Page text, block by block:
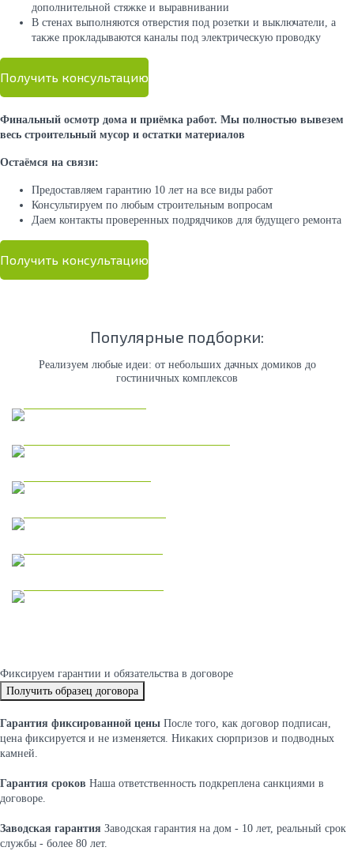
дополнительной стяжке и выравнивании
В стенах выполняются отверстия под розетки и выключатели, а
также прокладываются каналы под электрическую проводку
Получить консультацию
Финальный осмотр дома и приёмка работ. Мы полностью вывезем
весь строительный мусор и остатки материалов
Остаёмся на связи:
Предоставляем гарантию 10 лет на все виды работ
Консультируем по любым строительным вопросам
Даем контакты проверенных подрядчиков для будущего ремонта
Получить консультацию
Популярные подборки:
Реализуем любые идеи: от небольших дачных домиков до
гостиничных комплексов
Фиксируем гарантии и обязательства в договоре
Получить образец договора
Гарантия фиксированной цены После того, как договор подписан,
цена фиксируется и не изменяется. Никаких сюрпризов и подводных
камней.
Гарантия сроков Наша ответственность подкреплена санкциями в
договоре.
Заводская гарантия Заводская гарантия на дом - 10 лет, реальный срок
службы - более 80 лет.